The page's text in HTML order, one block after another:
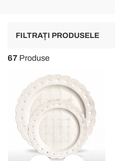
FILTRAȚI PRODUSELE
67 Produse